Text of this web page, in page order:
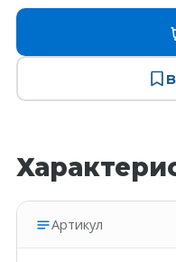
Артикул